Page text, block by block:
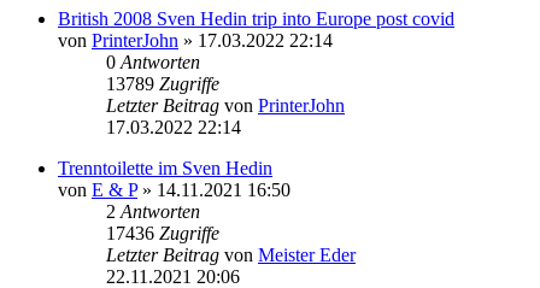
British 2008 Sven Hedin trip into Europe post covid
von PrinterJohn » 17.03.2022 22:14
0 Antworten
13789 Zugriffe
Letzter Beitrag von PrinterJohn
17.03.2022 22:14
Trenntoilette im Sven Hedin
von E & P» 14.11.2021 16:50
2 Antworten
17436 Zugriffe
Letzter Beitrag von Meister Eder
22.11.2021 20:06